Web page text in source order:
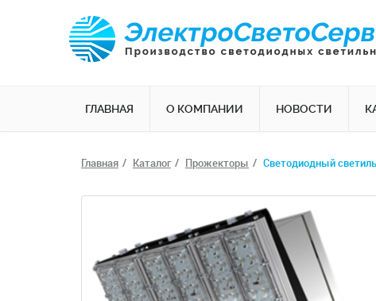
ГЛАВНАЯ О КОМПАНИИ НОВОСТИ
Главная Каталог Прожекторы Светодиодный